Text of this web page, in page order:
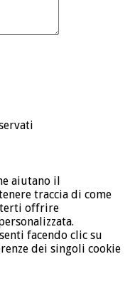
aiutano il
traccia di come
offrire
facendo clic su
dei singoli cookie